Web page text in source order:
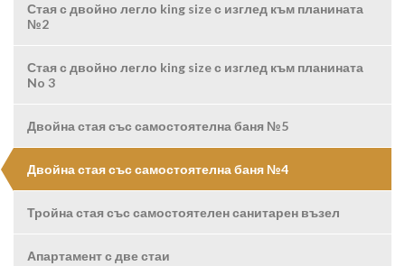
Стая с двойно легло king size с изглед към планината
№2
Стая с двойно легло king size с изглед към планината
No 3
Двойна стая със самостоятелна баня №5
Двойна стая със самостоятелна баня №4
Тройна стая със самостоятелен санитарен възел
Апартамент с две стаи